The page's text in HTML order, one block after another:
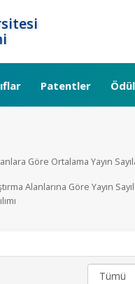
Patentler
Göre Ortalama Yayın
Alanlarına Göre Yayın